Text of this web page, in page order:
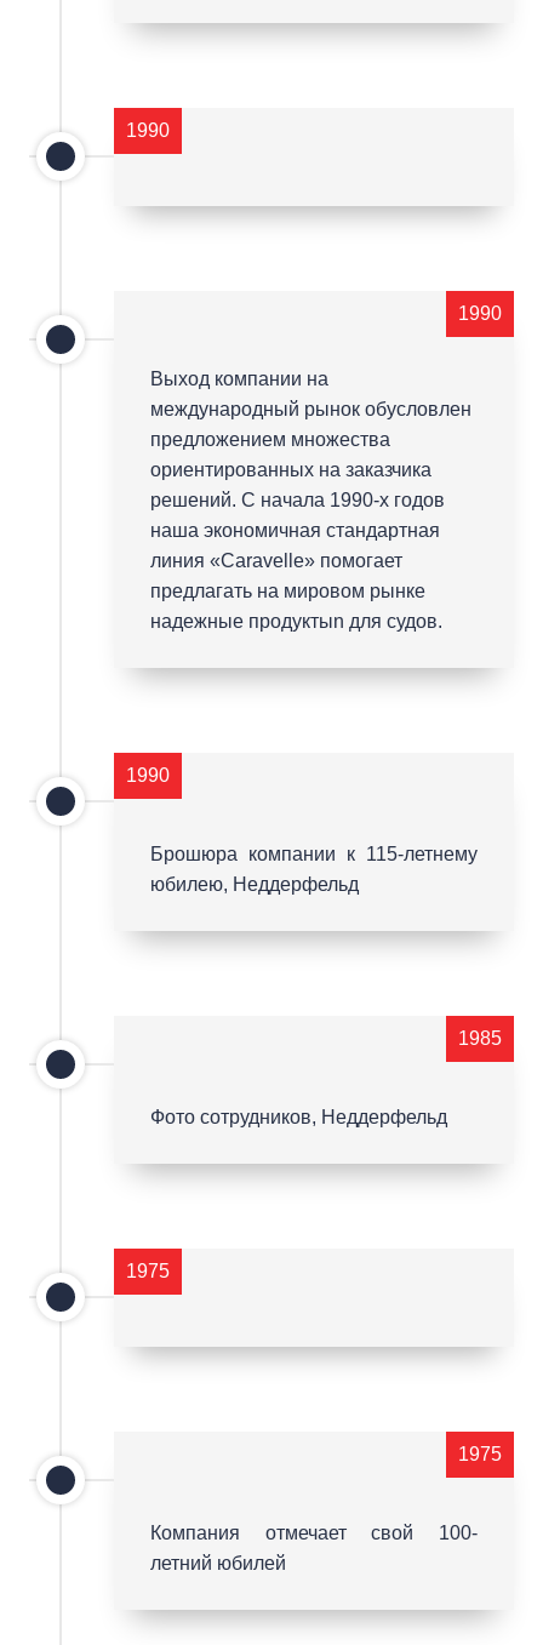
1990
1990
Выход компании на
международный рынок обусловлен
предложением множества
ориентированных на заказчика
решений. С начала 1990-х годов
наша экономичная стандартная
линия «Caravelle» помогает
предлагать на мировом рынке
надежные продуктыn для судов.
1990
Брошюра компании к 115-летнему
юбилею, Неддерфельд
1985
Фото сотрудников, Неддерфельд
1975
1975
Компания отмечает свой 100-
летний юбилей